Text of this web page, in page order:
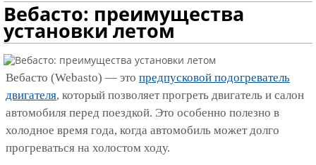
Вебасто: преимущества
установки летом
Вебасто (Webasto) — это предпусковой подогреватель
двигателя, который позволяет прогреть двигатель и салон
автомобиля перед поездкой. Это особенно полезно в
холодное время года, когда автомобиль может долго
прогреваться на холостом ходу.